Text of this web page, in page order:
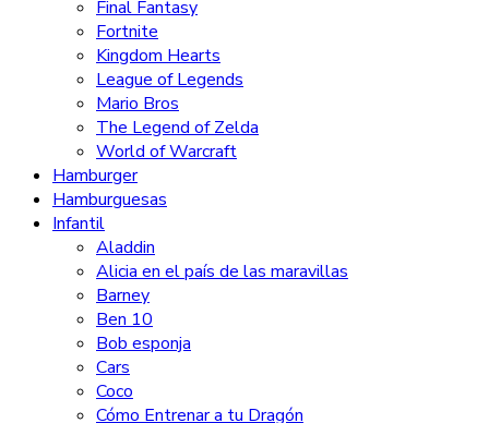
Final Fantasy
Fortnite
Kingdom Hearts
League of Legends
Mario Bros
The Legend of Zelda
World of Warcraft
Hamburger
Hamburguesas
Infantil
Aladdin
Alicia en el país de las maravillas
Barney
Ben 10
Bob esponja
Cars
Coco
Cómo Entrenar a tu Dragón